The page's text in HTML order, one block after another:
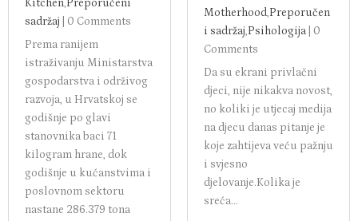
Kitchen,Preporučeni
sadržaj
0 Comments
Prema ranijem
istraživanju Ministarstva
gospodarstva i održivog
razvoja, u Hrvatskoj se
godišnje po glavi
stanovnika baci 71
kilogram hrane, dok
godišnje u kućanstvima i
poslovnom sektoru
nastane 286.379 tona
Motherhood,Preporučen
i sadržaj,Psihologija
0
Comments
Da su ekrani privlačni
djeci, nije nikakva novost,
no koliki je utjecaj medija
na djecu danas pitanje je
koje zahtijeva veću pažnju
i svjesno
djelovanje.Kolika je
sreća...